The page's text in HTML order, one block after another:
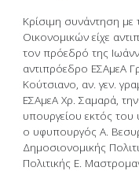
Κρίσιμη συνάντηση με
Οικονομικών είχε
τον πρόεδρό της
αντιπρόεδρο ΕΣΑμεΑ
Κούτσιανο, αν. γεν.
ΕΣΑμεΑ Χρ. Σαμαρά,
υπουργείου εκτός
ο υφυπουργός Α.
Δημοσιονομικής
Πολιτικής Ε.